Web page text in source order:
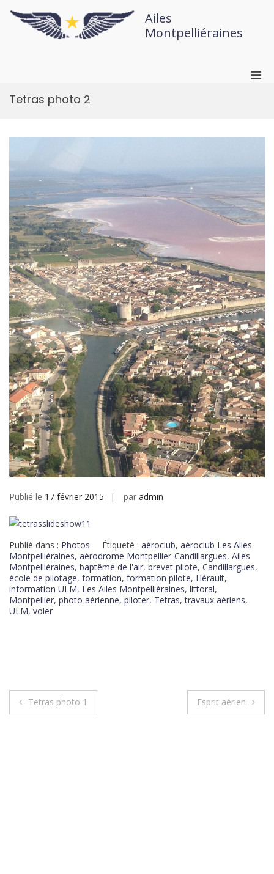
Ailes
Montpelliéraines
Tetras photo 2
Publié le 17 février 2015 par admin
Publié dans : Photos Étiqueté : aéroclub, aéroclub Les Ailes
Montpelliéraines, aérodrome Montpellier-Candillargues, Ailes
Montpelliéraines, baptême de l'air, brevet pilote, Candillargues,
école de pilotage, formation, formation pilote, Hérault,
information ULM, Les Ailes Montpelliéraines, littoral,
Montpellier, photo aérienne, piloter, Tetras,travaux aériens,
ULM, voler
Tetras photo 1 Esprit aérien